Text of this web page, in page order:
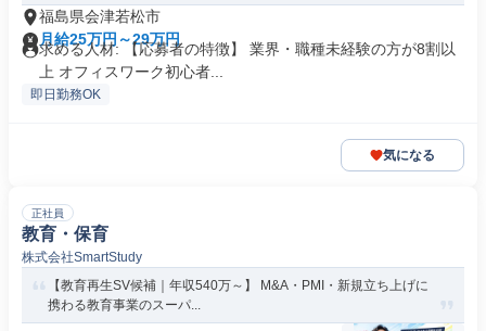
福島県会津若松市
月給25万円～29万円
求める人材: 【応募者の特徴】 業界・職種未経験の方が8割以
上 オフィスワーク初心者...
即日勤務OK
気になる
正社員
教育・保育
株式会社SmartStudy
【教育再生SV候補｜年収540万～】 M&A・PMI・新規立ち上げに
携わる教育事業のスーパ...